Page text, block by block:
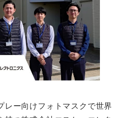
レー向けフォトマスクで世界